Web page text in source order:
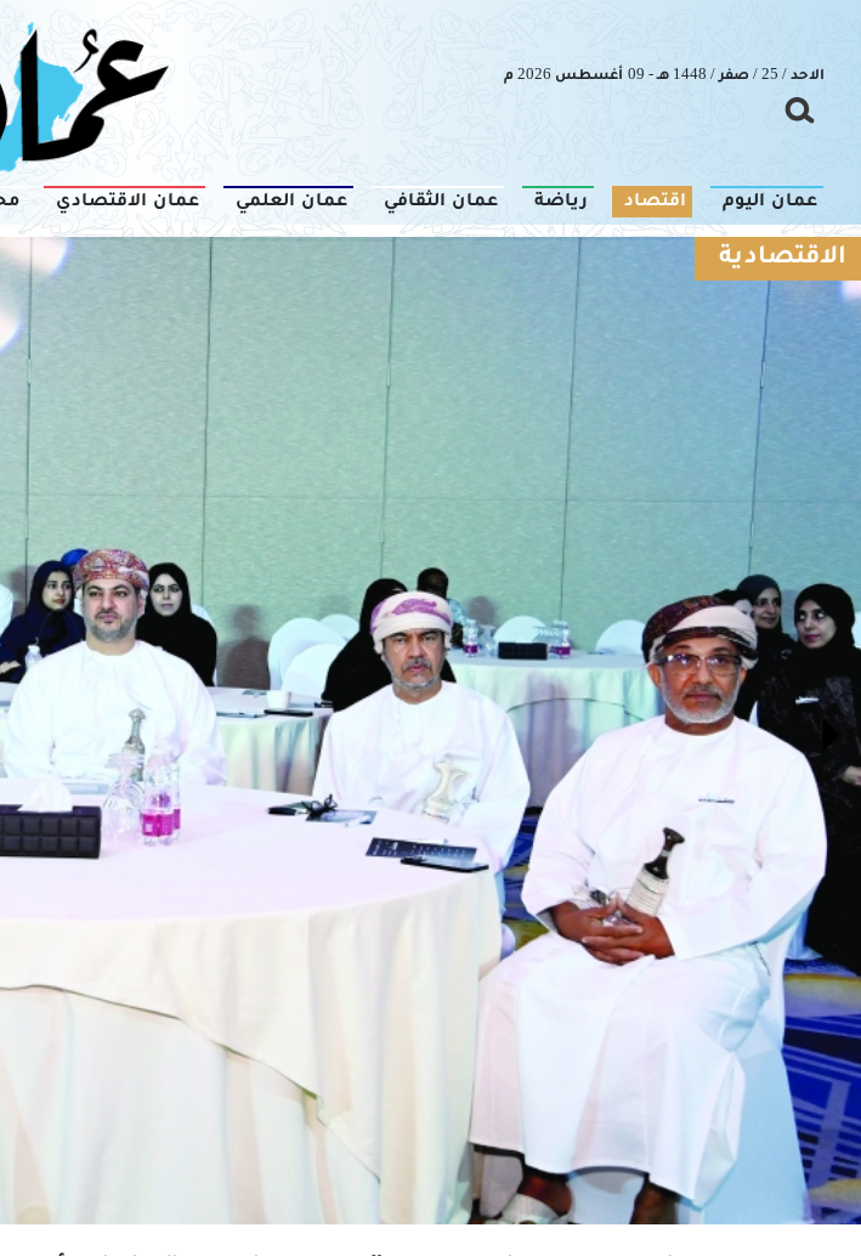
الاحد / 25 / صفر / 1448 هـ - 09 أغسطس 2026 م
عمان اليوم اقتصاد رياضة عمان الثقافي عمان العلمي عمان الاقتصادي
الاقتصادية